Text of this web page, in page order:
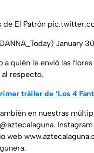
de El Patrón
January
quién le envió las
respecto.
tráiler de ‘Los 4
en nuestras
web